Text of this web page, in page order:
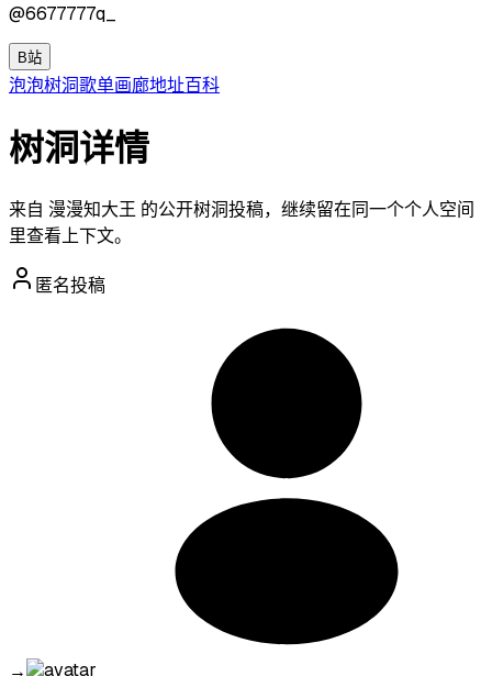
@6677777q_
B站
泡泡树洞歌单画廊地址百科
树洞详情
来自 漫漫知大王 的公开树洞投稿，继续留在同一个个人空间
里查看上下文。
匿名投稿
→